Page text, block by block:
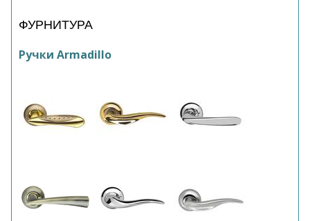
ФУРНИТУРА
Ручки Armadillo